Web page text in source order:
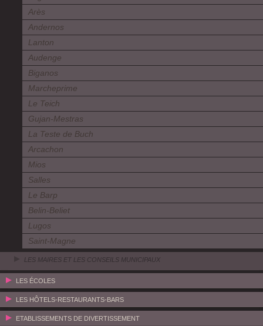
Arès
Andernos
Lanton
Audenge
Biganos
Marcheprime
Le Teich
Gujan-Mestras
La Teste de Buch
Arcachon
Mios
Salles
Le Barp
Belin-Beliet
Lugos
Saint-Magne
LES MAIRES ET LES CONSEILS MUNICIPAUX
LES ÉCOLES
LES HÔTELS-RESTAURANTS-BARS
ETABLISSEMENTS DE DIVERTISSEMENT